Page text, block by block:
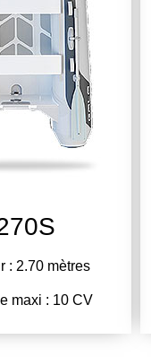
: 2.70 mètres
maxi : 10 CV